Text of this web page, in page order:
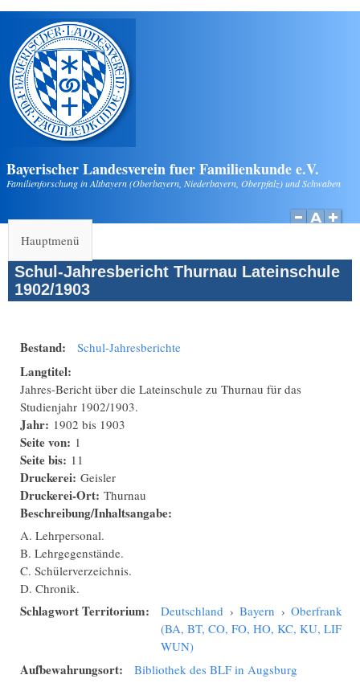
Direkt zum Inhalt
Bayerischer Landesverein fuer Familienkunde e.V.
Familienforschung in Altbayern (Oberbayern, Niederbayern, Oberpfalz) und Schwaben
Hauptmenü
Schul-Jahresbericht Thurnau Lateinschule
1902/1903
Bestand: Schul-Jahresberichte
Langtitel:
Jahres-Bericht über die Lateinschule zu Thurnau für das
Studienjahr 1902/1903.
Jahr: 1902 bis 1903
Seite von: 1
Seite bis: 11
Druckerei: Geisler
Druckerei-Ort: Thurnau
Beschreibung/Inhaltsangabe:
A. Lehrpersonal.
B. Lehrgegenstände.
C. Schülerverzeichnis.
D. Chronik.
Schlagwort Territorium: Deutschland › Bayern › Oberfranken
(BA, BT, CO, FO, HO, KC, KU, LIF,
WUN)
Aufbewahrungsort: Bibliothek des BLF in Augsburg